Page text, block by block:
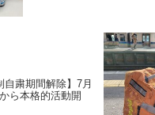
自粛期間解除】7月
ら本格的活動開